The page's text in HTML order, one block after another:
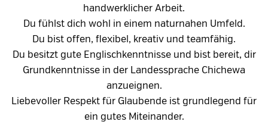
handwerklicher Arbeit.
Du fühlst dich wohl in einem naturnahen Umfeld.
Du bist offen, flexibel, kreativ und teamfähig.
Du besitzt gute Englischkenntnisse und bist bereit, dir
Grundkenntnisse in der Landessprache Chichewa
anzueignen.
Liebevoller Respekt für Glaubende ist grundlegend für
ein gutes Miteinander.